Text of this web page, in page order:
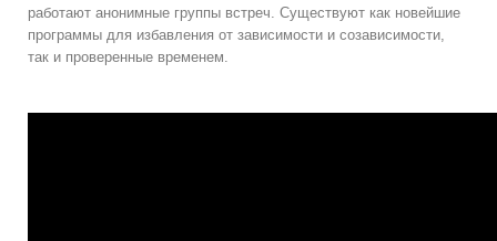
работают анонимные группы встреч. Существуют как новейшие
программы для избавления от зависимости и созависимости,
так и проверенные временем